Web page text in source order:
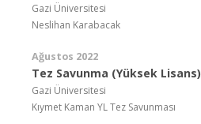
Gazi Üniversitesi
Neslihan Karabacak
Ağustos 2022
Tez Savunma (Yüksek Lisans)
Gazi Üniversitesi
Kıymet Kaman YL Tez Savunması